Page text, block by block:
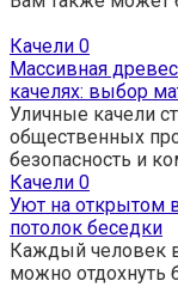
Качели 0
Массивная
качелях: выбор
Уличные качели
общественных
безопасность и
Качели 0
Уют на открытом
потолок беседки
Каждый человек
можно отдохнуть